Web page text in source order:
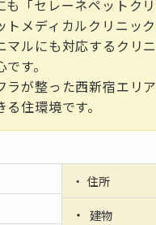
も「セレーネペットク
メディカルクリニッ
ルにも対応するクリ
す。
が整った西新宿エリ
住環境です。
・ 住所
・ 建物